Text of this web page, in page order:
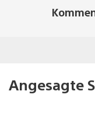
Angesagte